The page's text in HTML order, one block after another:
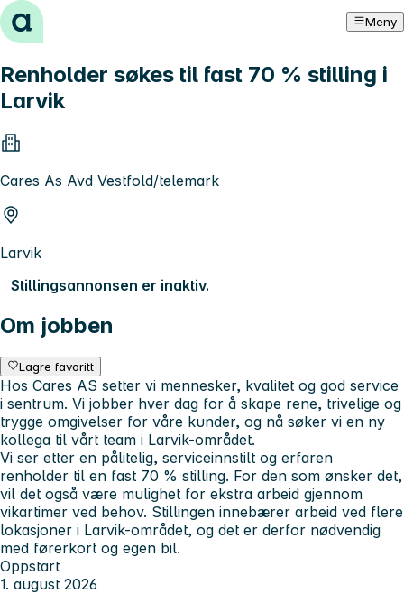
Hopp til innhold Meny
Renholder søkes til fast 70 % stilling i
Larvik
Cares As Avd Vestfold/telemark
Larvik
Stillingsannonsen er inaktiv.
Om jobben
Lagre favoritt
Hos Cares AS setter vi mennesker, kvalitet og god service
i sentrum. Vi jobber hver dag for å skape rene, trivelige og
trygge omgivelser for våre kunder, og nå søker vi en ny
kollega til vårt team i Larvik-området.
Vi ser etter en pålitelig, serviceinnstilt og erfaren
renholder til en fast 70 % stilling. For den som ønsker det,
vil det også være mulighet for ekstra arbeid gjennom
vikartimer ved behov. Stillingen innebærer arbeid ved flere
lokasjoner i Larvik-området, og det er derfor nødvendig
med førerkort og egen bil.
Oppstart
1. august 2026